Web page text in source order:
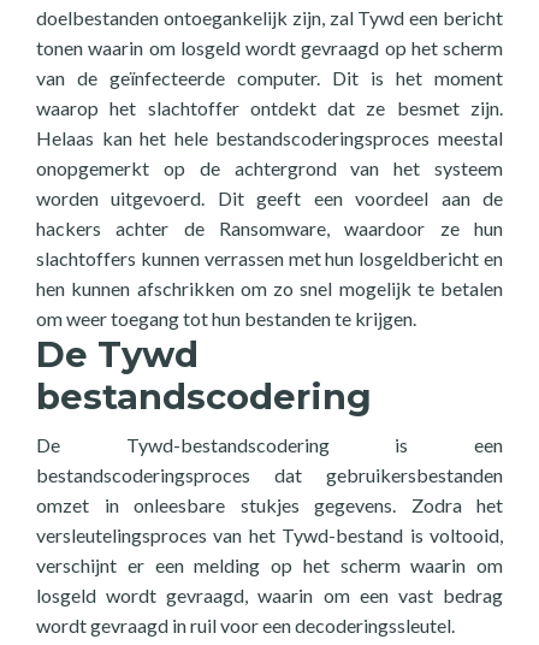
doelbestanden ontoegankelijk zijn, zal Tywd een bericht
tonen waarin om losgeld wordt gevraagd op het scherm
van de geïnfecteerde computer. Dit is het moment
waarop het slachtoffer ontdekt dat ze besmet zijn.
Helaas kan het hele bestandscoderingsproces meestal
onopgemerkt op de achtergrond van het systeem
worden uitgevoerd. Dit geeft een voordeel aan de
hackers achter de Ransomware, waardoor ze hun
slachtoffers kunnen verrassen met hun losgeldbericht en
hen kunnen afschrikken om zo snel mogelijk te betalen
om weer toegang tot hun bestanden te krijgen.
De Tywd
bestandscodering
De Tywd-bestandscodering is een
bestandscoderingsproces dat gebruikersbestanden
omzet in onleesbare stukjes gegevens. Zodra het
versleutelingsproces van het Tywd-bestand is voltooid,
verschijnt er een melding op het scherm waarin om
losgeld wordt gevraagd, waarin om een vast bedrag
wordt gevraagd in ruil voor een decoderingssleutel.